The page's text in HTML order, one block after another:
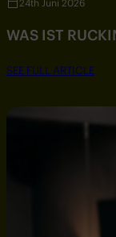
24th Juni 2026
WAS IST
SEE FULL ARTICLE